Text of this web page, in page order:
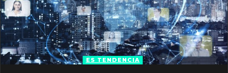
ES TENDENCIA